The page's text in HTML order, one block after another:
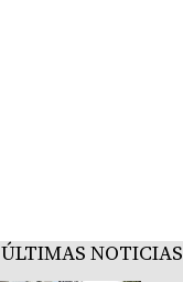
ÚLTIMAS NOTICIAS